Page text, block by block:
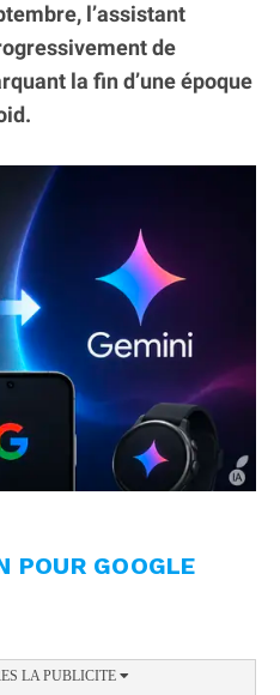
l’assistant
de
la fin d’une époque
POUR GOOGLE